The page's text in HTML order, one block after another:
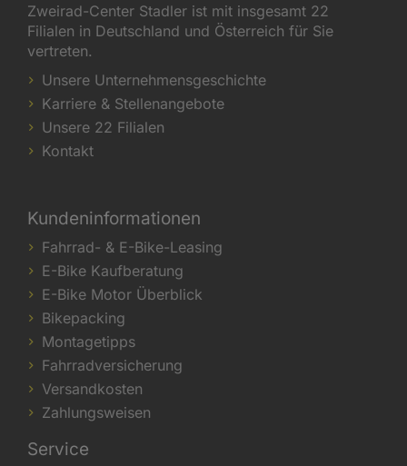
Zweirad-Center Stadler ist mit insgesamt 22
Filialen in Deutschland und Österreich für Sie
vertreten.
Unsere Unternehmensgeschichte
Karriere & Stellenangebote
Unsere 22 Filialen
Kontakt
Kundeninformationen
Fahrrad- & E-Bike-Leasing
E-Bike Kaufberatung
E-Bike Motor Überblick
Bikepacking
Montagetipps
Fahrradversicherung
Versandkosten
Zahlungsweisen
Service